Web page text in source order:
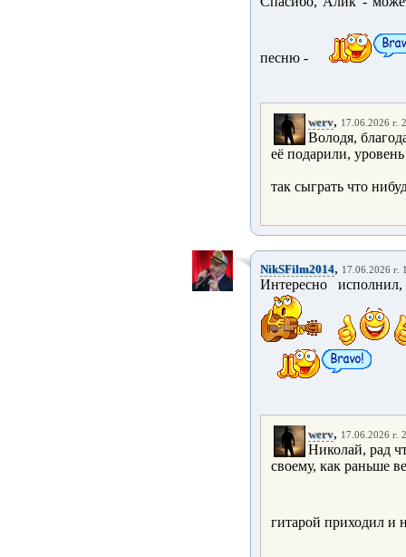
песню -
werv, 17.06.2026 г.
Володя,
её подарили,
так сыграть что
NikSFilm2014, 17.06.2026 г.
Интересно
werv, 17.06.2026 г.
Николай, рад
своему, как раньше
гитарой приходил и